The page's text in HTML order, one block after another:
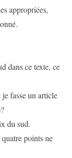
appropriées,
dans ce texte, ce
fasse un article
du sud.
points ne